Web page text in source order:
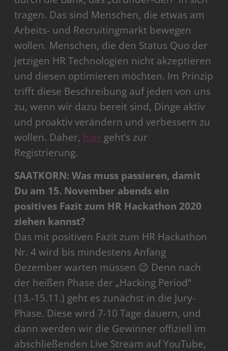
tragen. Das sind Menschen, die etwas am
Arbeits- und Recruitingmarkt bewegen
wollen. Menschen, die den Status Quo der
jetzigen HR Technologien nicht akzeptieren
und diesen optimieren möchten. Im Prinzip
trifft diese Beschreibung auf jeden von uns
zu, wenn wir dazu bereit sind, Dinge aktiv
und proaktiv verändern und verbessern zu
wollen. Daher, hier geht’s zur
Registrierung.
SAATKORN: Was muss passieren, damit
Du am 15. November abends ein
positives Fazit zum HR Hackathon 2020
ziehen kannst?
Das mit positiven Fazit zum HR Hackathon
Nr. 4 wird bis mindestens Anfang
Dezember warten müssen 😉 Denn nach
der heißen Phase der „Hacking Period“
(13.-15.11.) geht es zunächst in die Jury-
Phase. Diese wird 7-10 Tage dauern, und
dann werden wir die Gewinner offiziell im
abschließenden Live Stream auf YouTube,